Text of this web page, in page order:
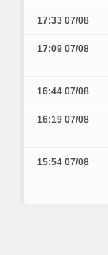
17:33 07/08
17:09 07/08
16:44 07/08
16:19 07/08
15:54 07/08